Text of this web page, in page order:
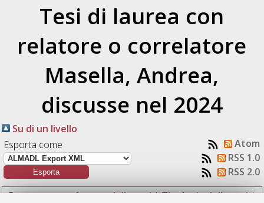
Tesi di laurea con
relatore o correlatore
Masella, Andrea,
discusse nel 2024
Su di un livello
Esporta come
Atom
RSS 1.0
RSS 2.0
Raggruppa per:Autore della tesi|Tipologia della tesi|